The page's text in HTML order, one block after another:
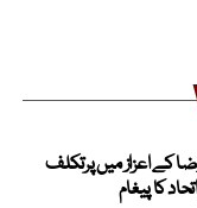
کے اعزاز میں پرتکلف
کا پیغام